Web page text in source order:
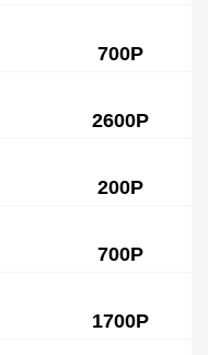
700Р
2600Р
200Р
700Р
1700Р